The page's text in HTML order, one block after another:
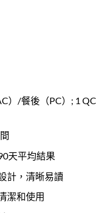
）/餐後（PC）; 1 QC
天平均結果
計，清晰易讀
潔和使用